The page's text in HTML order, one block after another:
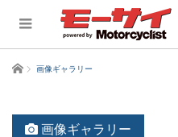
ホーム 画像ギャラリー
画像ギャラリー